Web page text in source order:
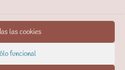
las cookies
funcional